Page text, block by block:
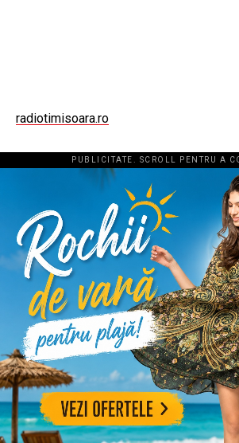
radiotimisoara.ro
PUBLICITATE. SCROLL PENTRU A